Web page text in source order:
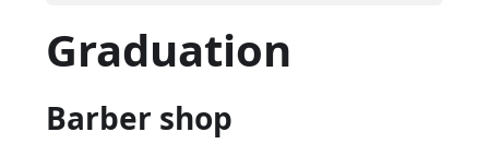
Graduation
Barber shop